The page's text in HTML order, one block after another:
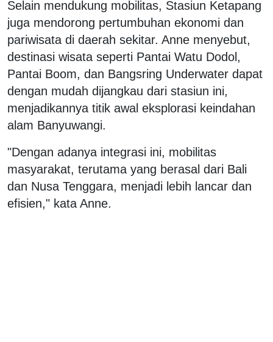
Selain mendukung mobilitas, Stasiun Ketapang
juga mendorong pertumbuhan ekonomi dan
pariwisata di daerah sekitar. Anne menyebut,
destinasi wisata seperti Pantai Watu Dodol,
Pantai Boom, dan Bangsring Underwater dapat
dengan mudah dijangkau dari stasiun ini,
menjadikannya titik awal eksplorasi keindahan
alam Banyuwangi.
"Dengan adanya integrasi ini, mobilitas
masyarakat, terutama yang berasal dari Bali
dan Nusa Tenggara, menjadi lebih lancar dan
efisien," kata Anne.